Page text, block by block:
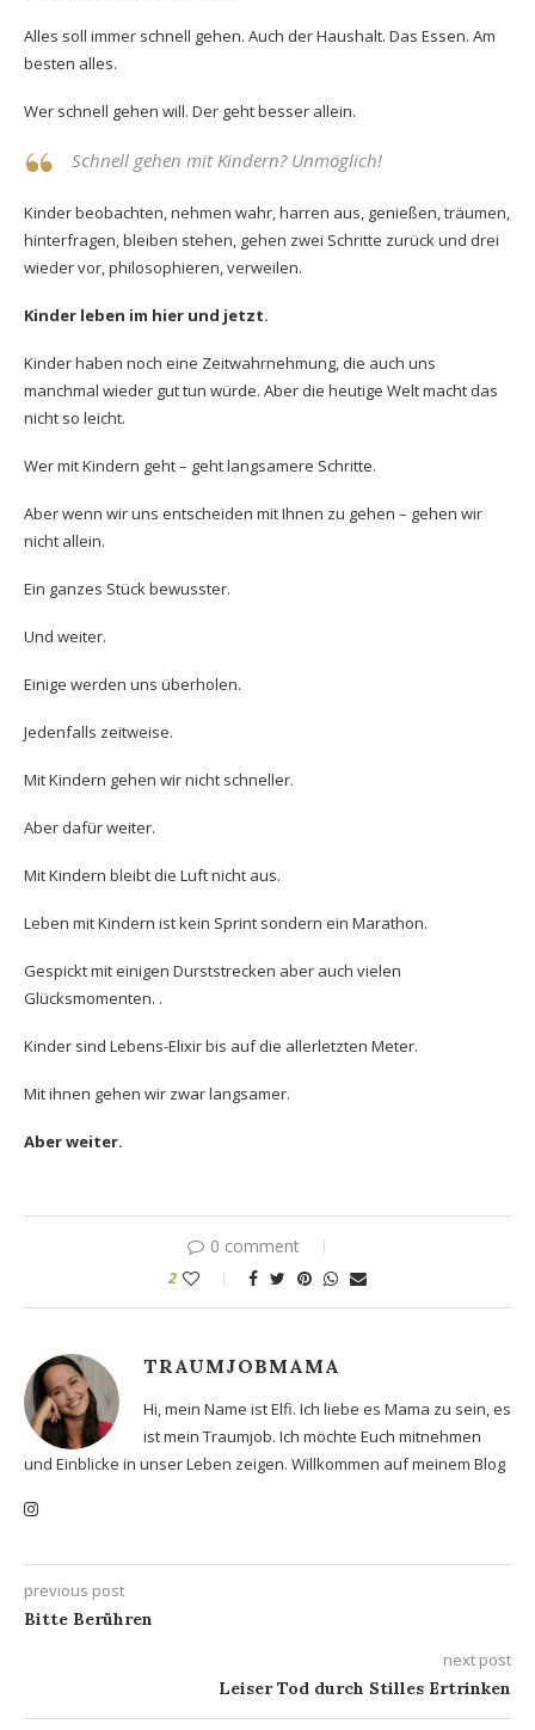
Alles soll immer schnell gehen. Auch der Haushalt. Das Essen. Am
besten alles.
Wer schnell gehen will. Der geht besser allein.
Schnell gehen mit Kindern? Unmöglich!
Kinder beobachten, nehmen wahr, harren aus, genießen, träumen,
hinterfragen, bleiben stehen, gehen zwei Schritte zurück und drei
wieder vor, philosophieren, verweilen.
Kinder leben im hier und jetzt.
Kinder haben noch eine Zeitwahrnehmung, die auch uns
manchmal wieder gut tun würde. Aber die heutige Welt macht das
nicht so leicht.
Wer mit Kindern geht – geht langsamere Schritte.
Aber wenn wir uns entscheiden mit Ihnen zu gehen – gehen wir
nicht allein.
Ein ganzes Stück bewusster.
Und weiter.
Einige werden uns überholen.
Jedenfalls zeitweise.
Mit Kindern gehen wir nicht schneller.
Aber dafür weiter.
Mit Kindern bleibt die Luft nicht aus.
Leben mit Kindern ist kein Sprint sondern ein Marathon.
Gespickt mit einigen Durststrecken aber auch vielen
Glücksmomenten. .
Kinder sind Lebens-Elixir bis auf die allerletzten Meter.
Mit ihnen gehen wir zwar langsamer.
Aber weiter.
0 comment
2
TRAUMJOBMAMA
Hi, mein Name ist Elfi. Ich liebe es Mama zu sein, es
ist mein Traumjob. Ich möchte Euch mitnehmen
und Einblicke in unser Leben zeigen. Willkommen auf meinem Blog
previous post
Bitte Berühren
next post
Leiser Tod durch Stilles Ertrinken